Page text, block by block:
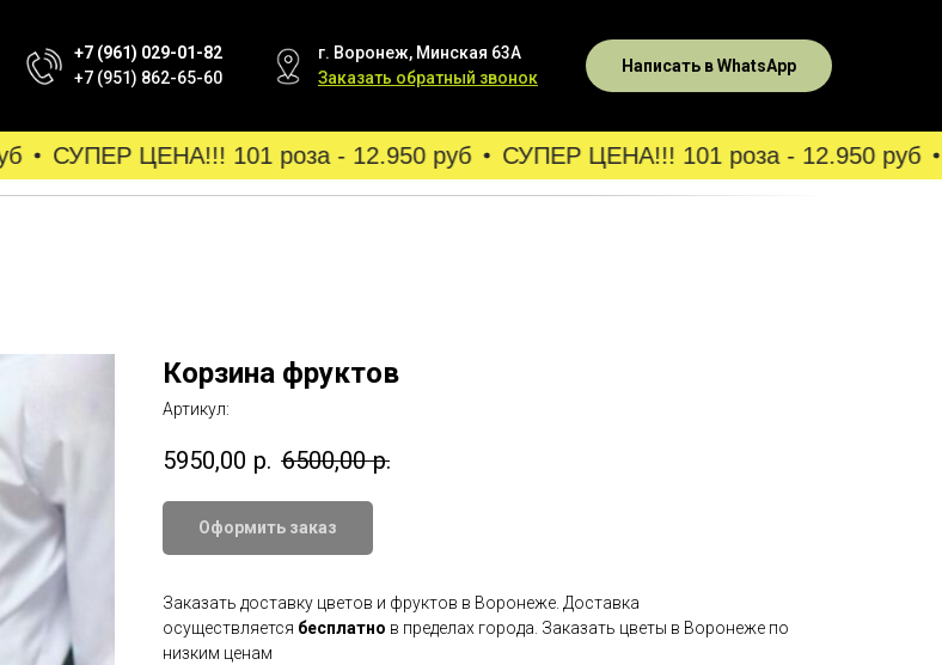
+7 (961) 029-01-82
+7 (951) 862-65-60
г. Воронеж, Минская 63А
Заказать обратный звонок
Написать в WhatsApp
СУПЕР ЦЕНА!!! 101 роза - 12.950 руб СУПЕР ЦЕНА!!! 101 роза - 12.950 руб
Корзина фруктов
Артикул:
5950,00 р. 6500,00 р.
Оформить заказ
Заказать доставку цветов и фруктов в Воронеже. Доставка
осуществляется бесплатно в пределах города. Заказать цветы в Воронеже по
низким ценам